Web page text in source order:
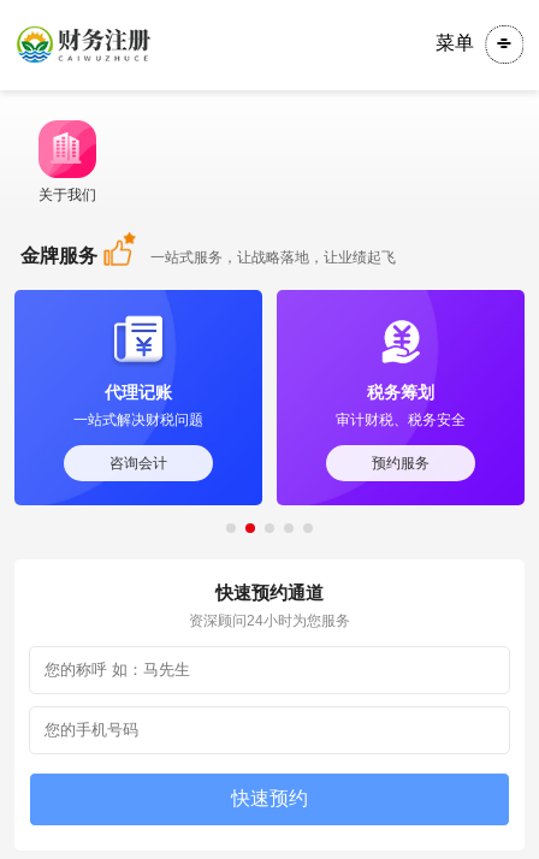
菜单
关于我们
金牌服务 一站式服务，让战略落地，让业绩起飞
代理记账
一站式解决财税问题
咨询会计
税务筹划
审计财税、税务安全
预约服务
快速预约通道
资深顾问24小时为您服务